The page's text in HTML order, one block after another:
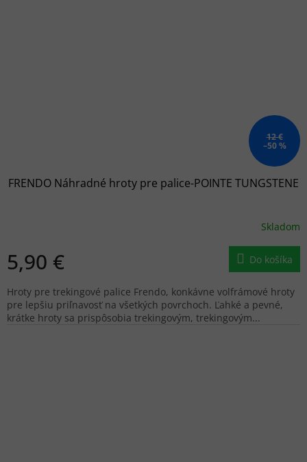
12 €
–50 %
FRENDO Náhradné hroty pre palice-POINTE TUNGSTENE
Skladom
5,90 € Do košíka
Hroty pre trekingové palice Frendo, konkávne volfrámové hroty
pre lepšiu priľnavosť na všetkých povrchoch. Ľahké a pevné,
krátke hroty sa prispôsobia trekingovým, trekingovým...